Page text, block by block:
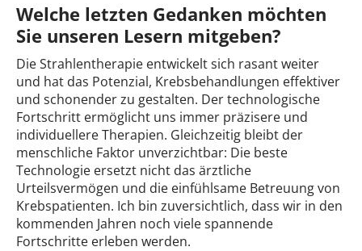
Welche letzten Gedanken möchten
Sie unseren Lesern mitgeben?
Die Strahlentherapie entwickelt sich rasant weiter
und hat das Potenzial, Krebsbehandlungen effektiver
und schonender zu gestalten. Der technologische
Fortschritt ermöglicht uns immer präzisere und
individuellere Therapien. Gleichzeitig bleibt der
menschliche Faktor unverzichtbar: Die beste
Technologie ersetzt nicht das ärztliche
Urteilsvermögen und die einfühlsame Betreuung von
Krebspatienten. Ich bin zuversichtlich, dass wir in den
kommenden Jahren noch viele spannende
Fortschritte erleben werden.